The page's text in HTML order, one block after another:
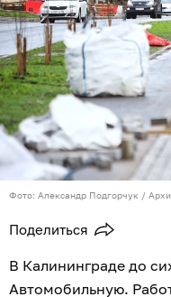
Фото: Александр Подгорчук /
Поделиться
В Калининграде до
Автомобильную.